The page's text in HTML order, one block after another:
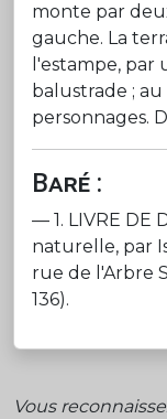
monte par
gauche. La
l'estampe,
balustrade ;
personnages.
Baré :
— 1. LIVRE DE
naturelle, par
rue de l'Arbre
136).
Vous